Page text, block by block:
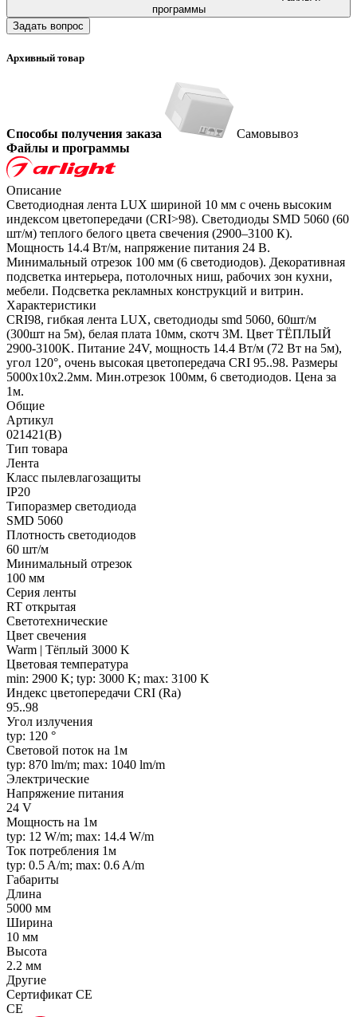
программы
Задать вопрос
Архивный товар
Способы получения заказа
Самовывоз
Файлы и программы
Описание
Светодиодная лента LUX шириной 10 мм с очень высоким
индексом цветопередачи (CRI>98). Светодиоды SMD 5060 (60
шт/м) теплого белого цвета свечения (2900–3100 К).
Мощность 14.4 Вт/м, напряжение питания 24 В.
Минимальный отрезок 100 мм (6 светодиодов). Декоративная
подсветка интерьера, потолочных ниш, рабочих зон кухни,
мебели. Подсветка рекламных конструкций и витрин.
Характеристики
CRI98, гибкая лента LUX, светодиоды smd 5060, 60шт/м
(300шт на 5м), белая плата 10мм, скотч 3М. Цвет ТЁПЛЫЙ
2900-3100K. Питание 24V, мощность 14.4 Вт/м (72 Вт на 5м),
угол 120°, очень высокая цветопередача CRI 95..98. Размеры
5000х10x2.2мм. Мин.отрезок 100мм, 6 светодиодов. Цена за
1м.
Общие
Артикул
021421(B)
Тип товара
Лента
Класс пылевлагозащиты
IP20
Типоразмер светодиода
SMD 5060
Плотность светодиодов
60 шт/м
Минимальный отрезок
100 мм
Серия ленты
RT открытая
Светотехнические
Цвет свечения
Warm | Тёплый 3000 K
Цветовая температура
min: 2900 K; typ: 3000 K; max: 3100 K
Индекс цветопередачи CRI (Ra)
95..98
Угол излучения
typ: 120 °
Световой поток на 1м
typ: 870 lm/m; max: 1040 lm/m
Электрические
Напряжение питания
24 V
Мощность на 1м
typ: 12 W/m; max: 14.4 W/m
Ток потребления 1м
typ: 0.5 A/m; max: 0.6 A/m
Габариты
Длина
5000 мм
Ширина
10 мм
Высота
2.2 мм
Другие
Сертификат CE
CE